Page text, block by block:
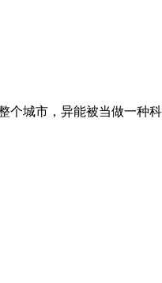
个城市，异能被当做一种